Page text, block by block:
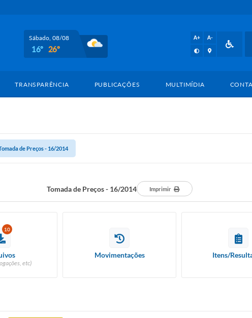
Sábado, 08/08
16º 26º
A+ A-
TRANSPARÊNCIA PUBLICAÇÕES MULTIMÍDIA
de Preços - 16/2014
Tomada de Preços - 16/2014 Imprimir
10
etc)
Movimentações Itens/